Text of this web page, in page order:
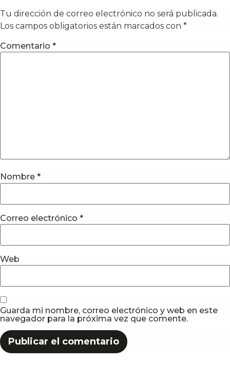
Tu dirección de correo electrónico no será publicada.
Los campos obligatorios están marcados con *
Comentario *
Nombre *
Correo electrónico *
Web
Guarda mi nombre, correo electrónico y web en este
navegador para la próxima vez que comente.